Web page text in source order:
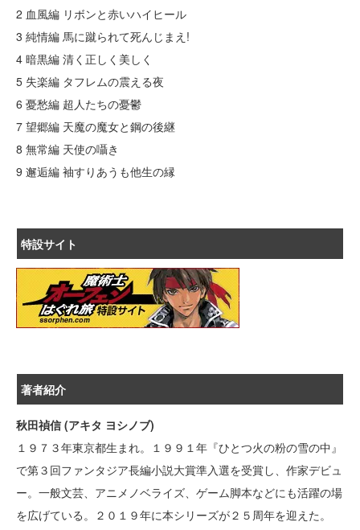
2 血風編 リボンと赤いハイヒール
3 純情編 馬に蹴られて死んじまえ!
4 暗黒編 清く正しく美しく
5 失楽編 タフレムの震える夜
6 憂愁編 超人たちの憂鬱
7 望郷編 天魔の魔女と鋼の後継
8 無常編 天使の囁き
9 邂逅編 袖すりあうも他生の縁
特設サイト
著者紹介
秋田禎信 (アキタ ヨシノブ)
１９７３年東京都生まれ。１９９１年『ひとつ火の粉の雪の中』
で第３回ファンタジア長編小説大賞準入選を受賞し、作家デビュ
ー。一般文芸、アニメノベライズ、ゲーム脚本などにも活躍の場
を広げている。２０１９年に本シリーズが２５周年を迎えた。